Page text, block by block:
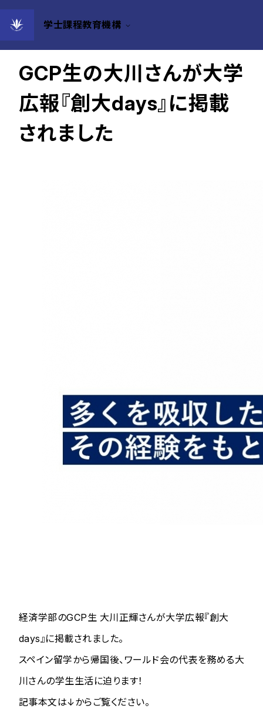
学士課程教育機構
2023年08月16日
GCP生の大川さんが大学
広報『創大days』に掲載
されました
経済学部のGCP生 大川正輝さんが大学広報『創大
days』に掲載されました。
スペイン留学から帰国後、ワールド会の代表を務める大
川さんの学生生活に迫ります！
記事本文は↓からご覧ください。